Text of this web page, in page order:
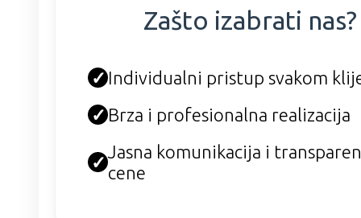
Zašto izabrati nas?
✓ Individualni pristup svakom
✓ Brza i profesionalna realizacija
✓
Jasna komunikacija i
cene